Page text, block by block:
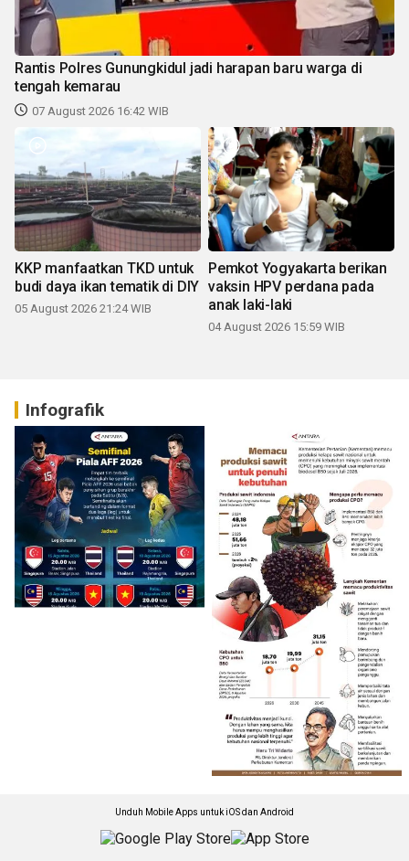
Rantis Polres Gunungkidul jadi harapan baru warga di
tengah kemarau
07 August 2026 16:42 WIB
KKP manfaatkan TKD untuk
budi daya ikan tematik di DIY
05 August 2026 21:24 WIB
Pemkot Yogyakarta berikan
vaksin HPV perdana pada
anak laki-laki
04 August 2026 15:59 WIB
Infografik
Unduh Mobile Apps untuk iOS dan Android